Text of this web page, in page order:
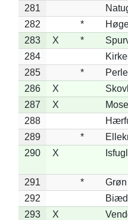
281
282
*
283
X *
284
285
*
286
X
287
X
288
289
*
290
X
291 *
292
293
X